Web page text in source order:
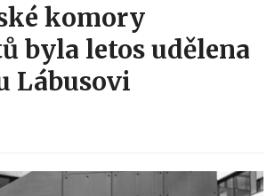
komory
byla letos udělena
Lábusovi